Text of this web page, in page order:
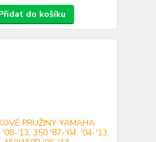
do košíku